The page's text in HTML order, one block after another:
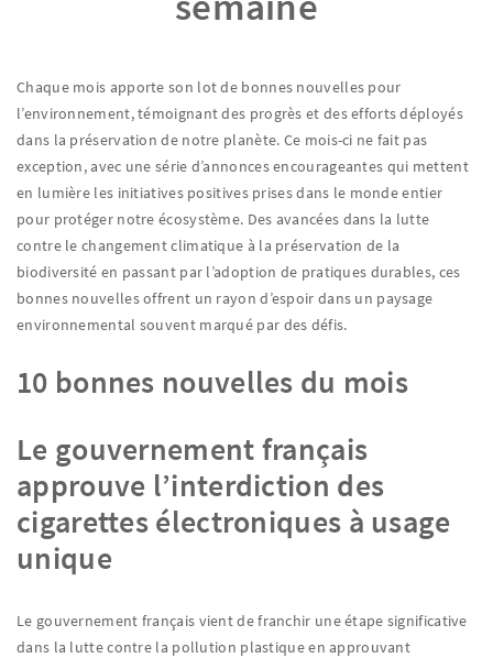
Chaque mois apporte son lot de bonnes nouvelles pour
l’environnement, témoignant des progrès et des efforts déployés
dans la préservation de notre planète. Ce mois-ci ne fait pas
exception, avec une série d’annonces encourageantes qui mettent
en lumière les initiatives positives prises dans le monde entier
pour protéger notre écosystème. Des avancées dans la lutte
contre le changement climatique à la préservation de la
biodiversité en passant par l’adoption de pratiques durables, ces
bonnes nouvelles offrent un rayon d’espoir dans un paysage
environnemental souvent marqué par des défis.
10 bonnes nouvelles du mois
Le gouvernement français
approuve l’interdiction des
cigarettes électroniques à usage
unique
Le gouvernement français vient de franchir une étape significative
dans la lutte contre la pollution plastique en approuvant